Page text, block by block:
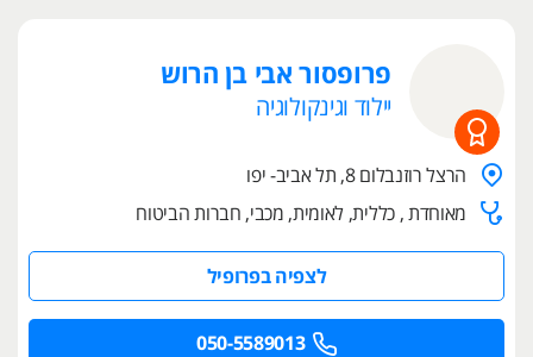
פרופסור אבי בן הרוש
יילוד וגינקולוגיה
הרצל רוזנבלום 8, תל אביב- יפו
מאוחדת , כללית, לאומית, מכבי, חברות הביטוח
לצפיה בפרופיל
050-5589013